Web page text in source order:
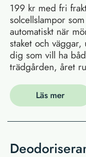
199 kr med fri
solcellslampor
automatiskt när
staket och
dig som vill ha
trädgården, året
Läs mer